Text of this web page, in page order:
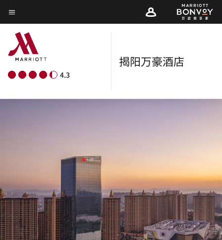
Skip
to
main
content
菜单文本
4.3
揭阳万豪酒店